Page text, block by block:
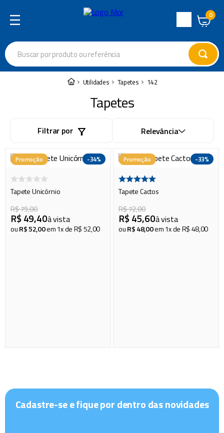
de
Atendimento
0
Buscar por produto ou referência
Utilidades Tapetes 142
Tapetes
Filtrar por Relevância
-34%
Promoção
Tapete Unicórnio
R$79,00
R$ 49,40à vista
ouR$52,00em1x deR$52,00
-33%
Promoção
Tapete Cactos
R$72,00
R$ 45,60à vista
ouR$48,00em1x deR$48,00
Cadastre-se e fique por dentro das novidades
Termos mais buscados
garrafa térmica
4º guarda sol
6º caixa térmica
7º churrasco
8º piscina